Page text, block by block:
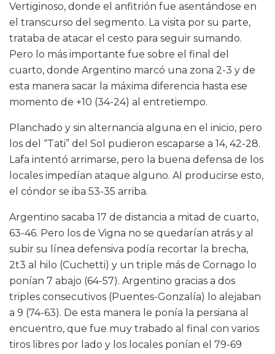
Vertiginoso, donde el anfitrión fue asentándose en
el transcurso del segmento. La visita por su parte,
trataba de atacar el cesto para seguir sumando.
Pero lo más importante fue sobre el final del
cuarto, donde Argentino marcó una zona 2-3 y de
esta manera sacar la máxima diferencia hasta ese
momento de +10 (34-24) al entretiempo.
Planchado y sin alternancia alguna en el inicio, pero
los del “Tati” del Sol pudieron escaparse a 14, 42-28.
Lafa intentó arrimarse, pero la buena defensa de los
locales impedían ataque alguno. Al producirse esto,
el cóndor se iba 53-35 arriba.
Argentino sacaba 17 de distancia a mitad de cuarto,
63-46. Pero los de Vigna no se quedarían atrás y al
subir su línea defensiva podía recortar la brecha,
2t3 al hilo (Cuchetti) y un triple más de Cornago lo
ponían 7 abajo (64-57). Argentino gracias a dos
triples consecutivos (Puentes-Gonzalía) lo alejaban
a 9 (74-63). De esta manera le ponía la persiana al
encuentro, que fue muy trabado al final con varios
tiros libres por lado y los locales ponían el 79-69